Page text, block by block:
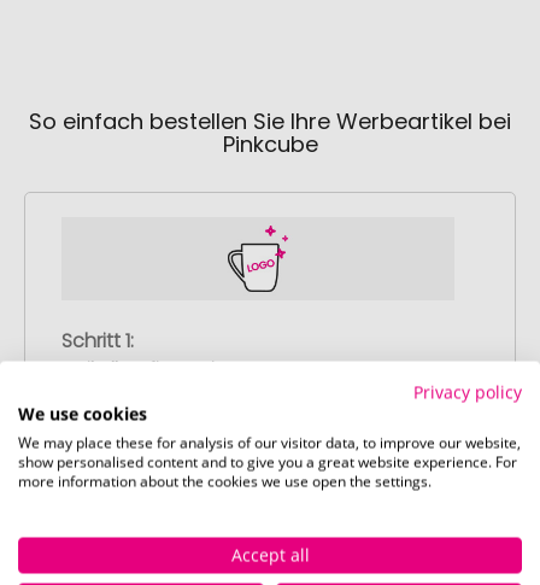
So einfach bestellen Sie Ihre Werbeartikel bei
Pinkcube
Schritt 1:
Artikelkonfiguration
Werbeartikel aus und passen Sie diese
nach Ihren Vorstellungen an.
Anschließend legen Sie die konfigurierten
Privacy policy
We use cookies
We may place these for analysis of our visitor data, to improve our website,
show personalised content and to give you a great website experience. For
more information about the cookies we use open the settings.
Accept all